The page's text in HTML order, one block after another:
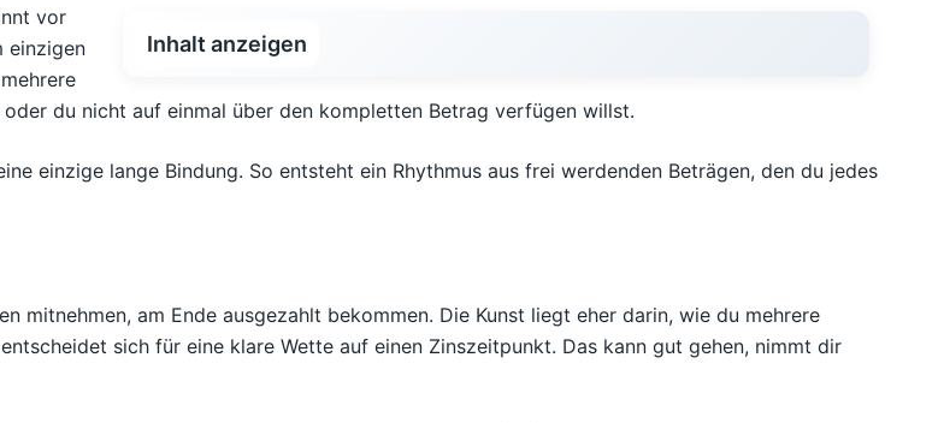
Inhalt anzeigen
vor
einzigen
du nicht auf einmal über den kompletten Betrag verfügen willst.
einzige lange Bindung. So entsteht ein Rhythmus aus frei werdenden Beträgen, den du jedes
mitnehmen, am Ende ausgezahlt bekommen. Die Kunst liegt eher darin, wie du mehrere
sich für eine klare Wette auf einen Zinszeitpunkt. Das kann gut gehen, nimmt dir